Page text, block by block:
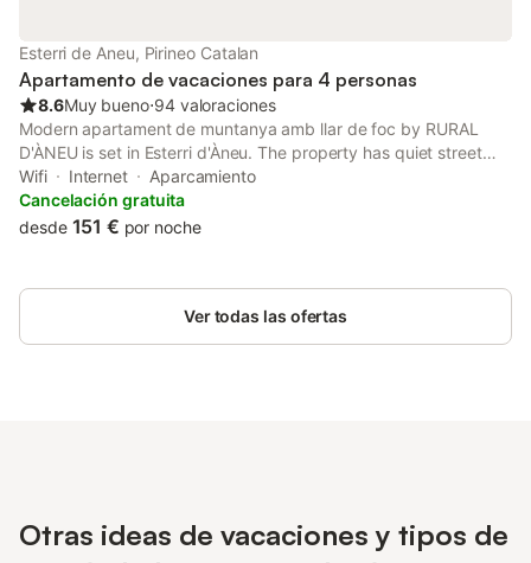
Esterri de Aneu, Pirineo Catalan
Apartamento de vacaciones para 4 personas
8.6Muy bueno⋅94 valoraciones
Modern apartament de muntanya amb llar de foc by RURAL
D'ÀNEU is set in Esterri d'Àneu. The property has quiet street
views. Free WiFi is at guests' disposal throughout the property.
Wifi Internet
Aparcamiento
Cancelación gratuita
desde 151 € por noche
Ver todas las ofertas
Otras ideas de vacaciones y tipos de